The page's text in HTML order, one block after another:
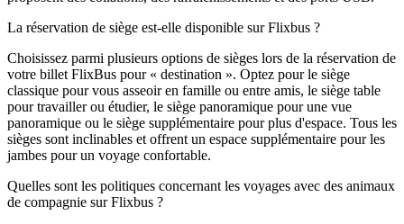
La réservation de siège est-elle disponible sur Flixbus ?
Choisissez parmi plusieurs options de sièges lors de la réservation de
votre billet FlixBus pour « destination ». Optez pour le siège
classique pour vous asseoir en famille ou entre amis, le siège table
pour travailler ou étudier, le siège panoramique pour une vue
panoramique ou le siège supplémentaire pour plus d'espace. Tous les
sièges sont inclinables et offrent un espace supplémentaire pour les
jambes pour un voyage confortable.
Quelles sont les politiques concernant les voyages avec des animaux
de compagnie sur Flixbus ?